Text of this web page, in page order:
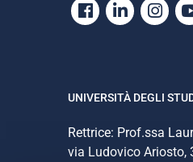
Facebook
Linkedin
UNIVERSITÀ DEGLI
Rettrice: Prof.ssa
via Ludovico Ariosto,